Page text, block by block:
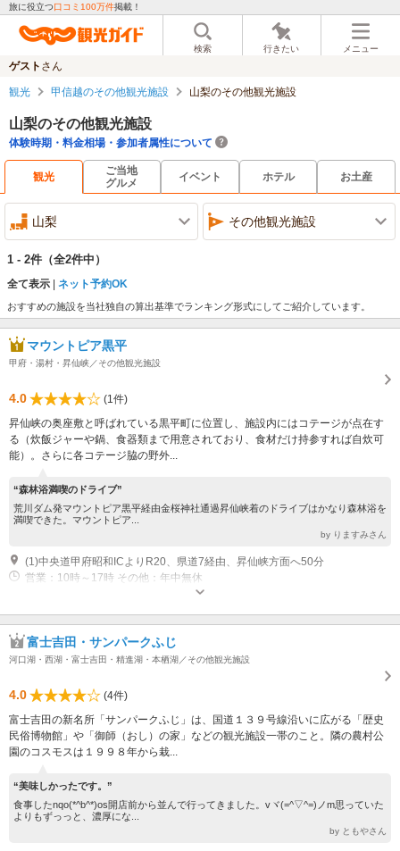
旅に役立つ口コミ100万件掲載！
検索 行きたい メニュー
ゲスト さん
観光 甲信越のその他観光施設 山梨のその他観光施設
山梨のその他観光施設
体験時期・料金相場・参加者属性について
観光
ご当地
グルメ
イベント ホテル お土産
山梨 その他観光施設
1 - 2件 （全2件中）
全て表示 ネット予約OK
おすすめの施設を当社独自の算出基準でランキング形式にしてご紹介しています。
マウントピア黒平
甲府・湯村・昇仙峡／その他観光施設
4.0
(1件)
昇仙峡の奥座敷と呼ばれている黒平町に位置し、施設内にはコテージが点在す
る（炊飯ジャーや鍋、食器類まで用意されており、食材だけ持参すれば自炊可
能）。さらに各コテージ脇の野外...
“森林浴満喫のドライブ”
荒川ダム発マウントピア黒平経由金桜神社通過昇仙峡着のドライブはかなり森林浴を
満喫できた。マウントピア...
by りますみさん
(1)中央道甲府昭和ICよりR20、県道7経由、昇仙峡方面へ50分
営業：10時～17時 その他：年中無休
富士吉田・サンパークふじ
河口湖・西湖・富士吉田・精進湖・本栖湖／その他観光施設
4.0
(4件)
富士吉田の新名所「サンパークふじ」は、国道１３９号線沿いに広がる「歴史
民俗博物館」や「御師（おし）の家」などの観光施設一帯のこと。隣の農村公
園のコスモスは１９９８年から栽...
“美味しかったです。”
食事したnqo(*^b^*)os開店前から並んで行ってきました。vヾ(=^▽^=)ノm思っていた
よりもずっっと、濃厚にな...
by ともやさん